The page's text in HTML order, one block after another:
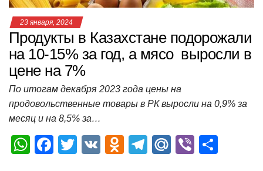
23 января, 2024
Продукты в Казахстане подорожали
на 10-15% за год, а мясо выросли в
цене на 7%
По итогам декабря 2023 года цены на
продовольственные товары в РК выросли на 0,9% за
месяц и на 8,5% за…
W
F
T
V
O
T
M
Vi